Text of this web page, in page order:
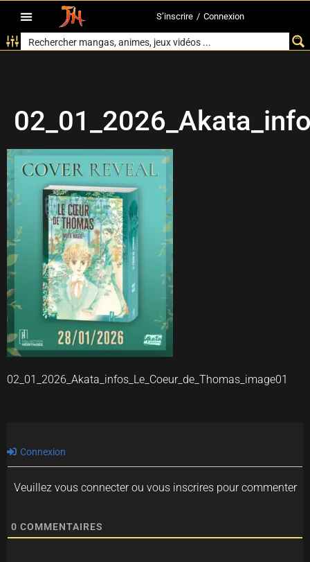
S’inscrire / Connexion
02_01_2026_Akata_infos_Le_Coeur_de_Thomas_image01
Connexion
Veuillez vous connecter ou vous inscrires pour commenter
0 COMMENTAIRES